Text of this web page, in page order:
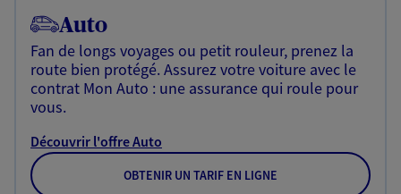
Auto
Fan de longs voyages ou petit rouleur, prenez la
route bien protégé. Assurez votre voiture avec le
contrat Mon Auto : une assurance qui roule pour
vous.
Découvrir l'offre Auto
OBTENIR UN TARIF EN LIGNE